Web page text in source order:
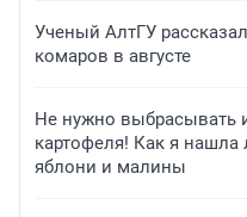
Ученый АлтГУ
комаров в августе
Не нужно выбрасывать
картофеля! Как я нашла
яблони и малины